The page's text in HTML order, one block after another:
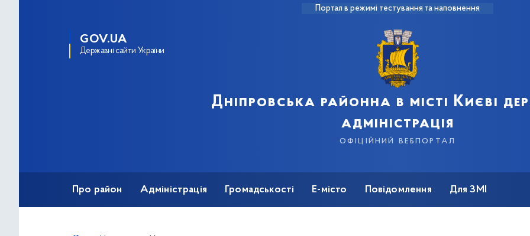
Портал в режимі тестування та наповнення
GOV.UA
Державні сайти України
Дніпровська районна в місті Києві
адміністрація
офіційний вебпортал
Про район Адміністрація Громадськості Е-місто Повідомлення Для ЗМІ